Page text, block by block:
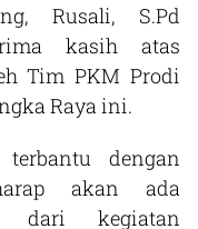
Rusali, S.Pd
kasih atas
Tim PKM Prodi
Raya ini.
dengan
akan ada
dari kegiatan